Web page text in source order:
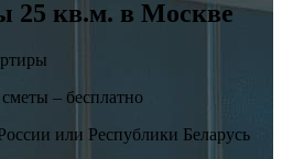
25 кв.м. в Москве
– бесплатно
или Республики Беларусь